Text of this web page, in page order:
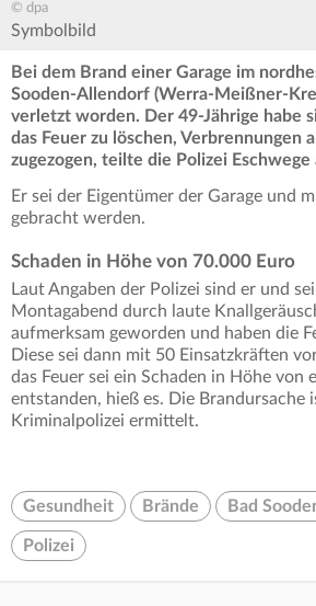
© dpa
Symbolbild
Bei dem Brand einer Garage im
Sooden-Allendorf (Werra-Meißner-
verletzt worden. Der 49-Jährige habe
das Feuer zu löschen, Verbrennungen
zugezogen, teilte die Polizei Eschwege
Er sei der Eigentümer der Garage und
gebracht werden.
Schaden in Höhe von 70.000 Euro
Laut Angaben der Polizei sind er und
Montagabend durch laute
aufmerksam geworden und haben die
Diese sei dann mit 50 Einsatzkräften
das Feuer sei ein Schaden in Höhe von
entstanden, hieß es. Die Brandursache
Kriminalpolizei ermittelt.
Gesundheit Brände Bad
Polizei